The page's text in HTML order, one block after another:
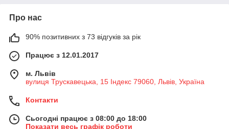
Про нас
90% позитивних з 73 відгуків за рік
Працює з 12.01.2017
м. Львів
вулиця Трускавецька, 15 Індекс 79060, Львів, Україна
Контакти
Сьогодні працює з 08:00 до 18:00
Показати весь графік роботи